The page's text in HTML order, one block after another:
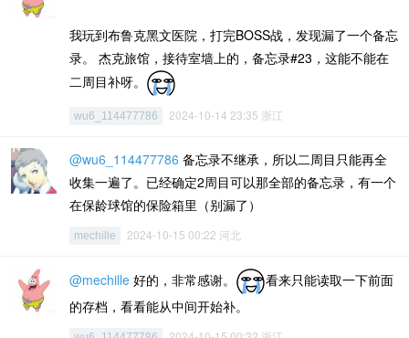
我玩到布鲁克黑文医院，打完BOSS战，发现漏了一个备忘
录。 杰克旅馆，接待室墙上的，备忘录#23，这能不能在
二周目补呀。
wu6_114477786 2024-10-14 23:35 浙江
@wu6_114477786 备忘录不继承，所以二周目只能再全
收集一遍了。已经确定2周目可以那全部的备忘录，有一个
在保龄球馆的保险箱里（别漏了）
mechille 2024-10-15 00:22 河北
@mechille 好的，非常感谢。
看来只能读取一下前面
的存档，看看能从中间开始补。